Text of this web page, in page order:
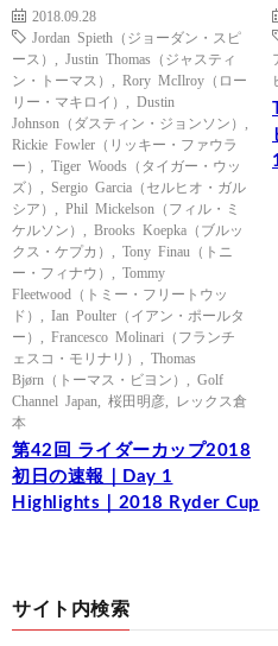
2018.09.28
Jordan Spieth（ジョーダン・スピ
ース）
Justin Thomas（ジャスティ
ン・トーマス）
Rory McIlroy（ロー
リー・マキロイ）
Dustin
Johnson（ダスティン・ジョンソン）
Rickie Fowler（リッキー・ファウラ
ー）
Tiger Woods（タイガー・ウッ
ズ）
Sergio Garcia（セルヒオ・ガル
シア）
Phil Mickelson（フィル・ミ
ケルソン）
Brooks Koepka（ブルッ
クス・ケプカ）
Tony Finau（トニ
ー・フィナウ）
Tommy
Fleetwood（トミー・フリートウッ
ド）
Ian Poulter（イアン・ポールタ
ー）
Francesco Molinari（フランチ
ェスコ・モリナリ）
Thomas
Bjørn（トーマス・ビヨン）
Golf
Channel Japan
桜田明彦
レックス倉
本
第42回 ライダーカップ2018
初日の速報｜Day 1
Highlights｜2018 Ryder Cup
サイト内検索